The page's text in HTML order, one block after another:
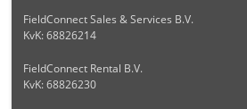
FieldConnect Sales & Services B.V.
KvK: 68826214
FieldConnect Rental B.V.
KvK: 68826230